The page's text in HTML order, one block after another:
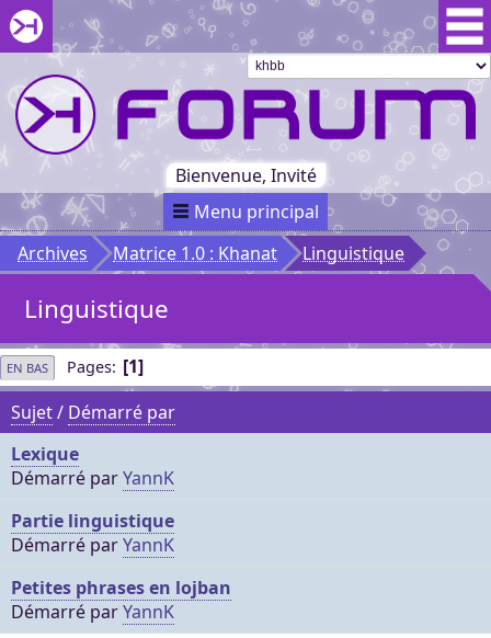
Aller au menu du forum
Aller au contenu du forum
Aller à la recherche dans le forum
Passer le
menu
Khaganat
Retour
au début
du menu
Khaganat
Bienvenue, Invité
Menu principal
Archives
Matrice 1.0 : Khanat Linguistique
Linguistique
EN BAS Pages
1
Sujet/ Démarré par
Lexique
Démarré parYannK
Partie linguistique
Démarré parYannK
Petites phrases en lojban
Démarré parYannK